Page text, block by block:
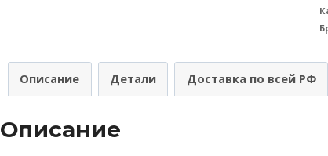
Описание Детали Доставка по всей РФ
Описание